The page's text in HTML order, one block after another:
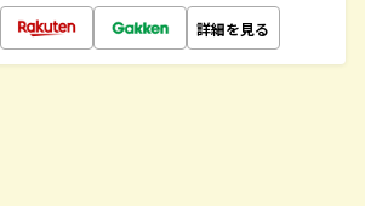
詳細を見る